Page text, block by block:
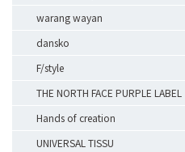
warang wayan
dansko
F/style
THE NORTH FACE PURPLE LABEL
Hands of creation
UNIVERSAL TISSU